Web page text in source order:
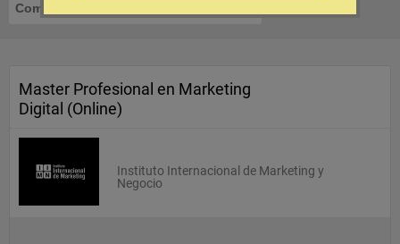
Comercio Electrónico / E-Commerce
Master Profesional en Marketing
Digital (Online)
Instituto Internacional de Marketing y
Negocio